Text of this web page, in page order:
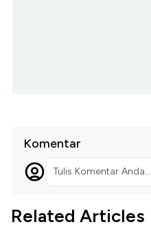
Komentar
Tulis Komentar Anda...
Related Articles